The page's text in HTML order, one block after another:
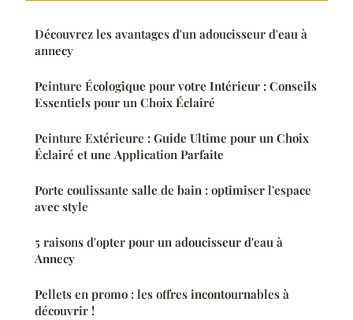
Découvrez les avantages d'un adoucisseur d'eau à
annecy
Peinture Écologique pour votre Intérieur : Conseils
Essentiels pour un Choix Éclairé
Peinture Extérieure : Guide Ultime pour un Choix
Éclairé et une Application Parfaite
Porte coulissante salle de bain : optimiser l'espace
avec style
5 raisons d'opter pour un adoucisseur d'eau à
Annecy
Pellets en promo : les offres incontournables à
découvrir !